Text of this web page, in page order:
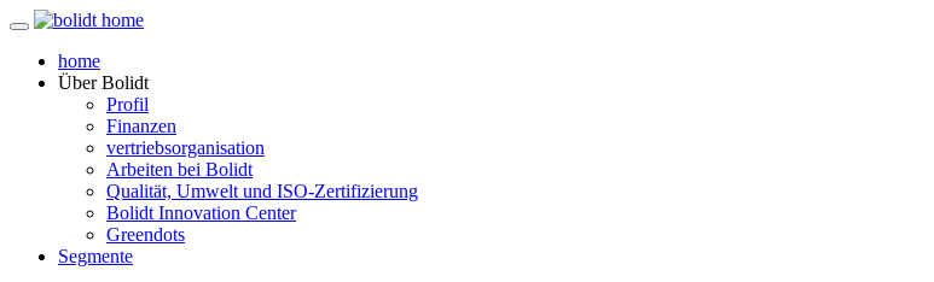
home
ÜberBolidt
Profil
Finanzen
vertriebsorganisation
Arbeiten bei Bolidt
Qualität, Umwelt und ISO-Zertifizierung
Bolidt Innovation Center
Greendots
Segmente